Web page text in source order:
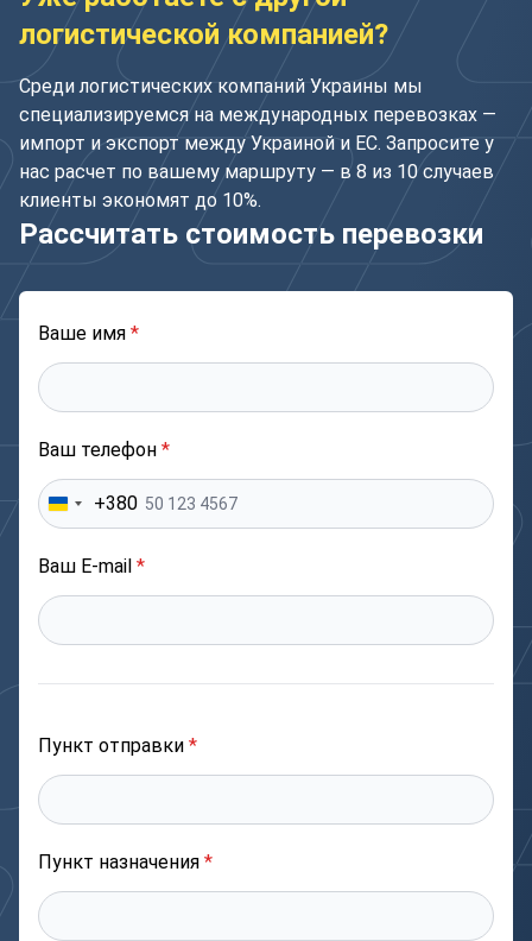
Рассчитать стоимость перевозки
Ваше имя *
Ваш телефон *
+380
Ваш E-mail *
Пункт отправки *
Пункт назначения *
логистической компанией?
Среди логистических компаний Украины мы
специализируемся на международных перевозках —
импорт и экспорт между Украиной и ЕС. Запросите у
нас расчет по вашему маршруту — в 8 из 10 случаев
клиенты экономят до 10%.